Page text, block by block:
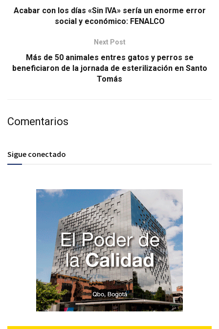
Acabar con los días «Sin IVA» sería un enorme error
social y económico: FENALCO
Next Post
Más de 50 animales entres gatos y perros se
beneficiaron de la jornada de esterilización en Santo
Tomás
Comentarios
Sigue conectado